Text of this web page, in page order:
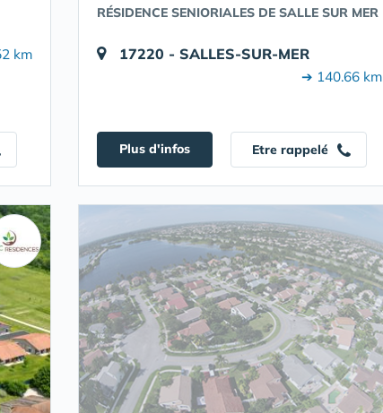
km
RÉSIDENCE SENIORIALES DE SALLE SUR MER
17220 - SALLES-SUR-MER
➔ 140.66 km
Plus d'infos Etre rappelé